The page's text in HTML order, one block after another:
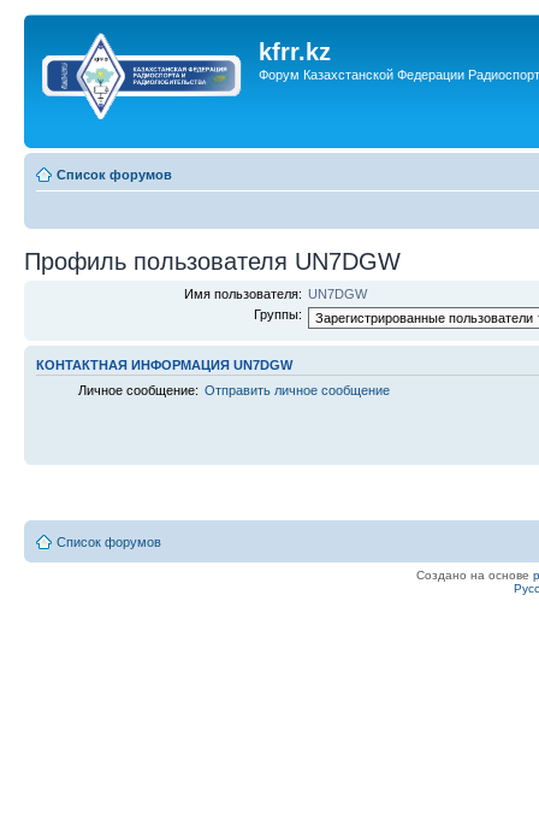
kfrr.kz
Форум Казахстанской Федерации
Список форумов
Профиль пользователя UN7DGW
Имя пользователя: UN7DGW
Группы:
КОНТАКТНАЯ ИНФОРМАЦИЯ UN7DGW
Личное сообщение: Отправить личное сообщение
Список форумов
Создано на основе